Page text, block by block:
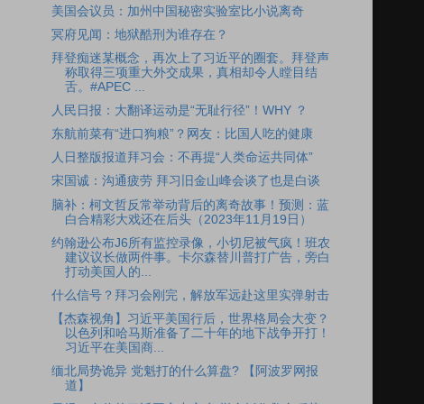
美国会议员：加州中国秘密实验室比小说离奇
冥府见闻：地狱酷刑为谁存在？
拜登痴迷某概念，再次上了习近平的圈套。拜登声
称取得三项重大外交成果，真相却令人瞠目结
舌。#APEC ...
人民日报：大翻译运动是“无耻行径”！WHY ？
东航前菜有“进口狗粮”？网友：比国人吃的健康
人日整版报道拜习会：不再提“人类命运共同体”
宋国诚：沟通疲劳 拜习旧金山峰会谈了也是白谈
脑补：柯文哲反常举动背后的离奇故事！预测：蓝
白合精彩大戏还在后头（2023年11月19日）
约翰逊公布J6所有监控录像，小切尼被气疯！班农
建议议长做两件事。卡尔森替川普打广告，旁白
打动美国人的...
什么信号？拜习会刚完，解放军远赴这里实弹射击
【杰森视角】习近平美国行后，世界格局会大变？
以色列和哈马斯准备了二十年的地下战争开打！
习近平在美国商...
缅北局势诡异 党魁打的什么算盘? 【阿波罗网报
道】